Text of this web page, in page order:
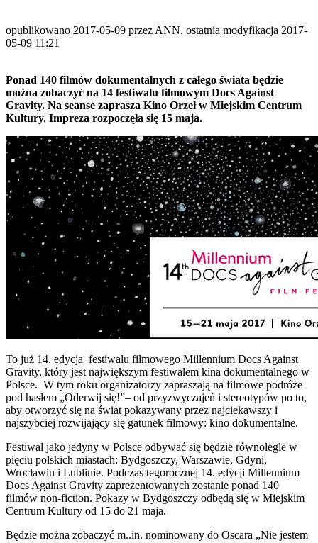
opublikowano 2017-05-09 przez ANN, ostatnia modyfikacja 2017-
05-09 11:21
Ponad 140 filmów dokumentalnych z całego świata będzie
można zobaczyć na 14 festiwalu filmowym Docs Against
Gravity. Na seanse zaprasza Kino Orzeł w Miejskim Centrum
Kultury. Impreza rozpoczęła się 15 maja.
To już 14. edycja festiwalu filmowego Millennium Docs Against
Gravity, który jest największym festiwalem kina dokumentalnego w
Polsce. W tym roku organizatorzy zapraszają na filmowe podróże
pod hasłem „Oderwij się!”– od przyzwyczajeń i stereotypów po to,
aby otworzyć się na świat pokazywany przez najciekawszy i
najszybciej rozwijający się gatunek filmowy: kino dokumentalne.
Festiwal jako jedyny w Polsce odbywać się będzie równolegle w
pięciu polskich miastach: Bydgoszczy, Warszawie, Gdyni,
Wrocławiu i Lublinie. Podczas tegorocznej 14. edycji Millennium
Docs Against Gravity zaprezentowanych zostanie ponad 140
filmów non-fiction. Pokazy w Bydgoszczy odbędą się w Miejskim
Centrum Kultury od 15 do 21 maja.
Będzie można zobaczyć m..in. nominowany do Oscara „Nie jestem